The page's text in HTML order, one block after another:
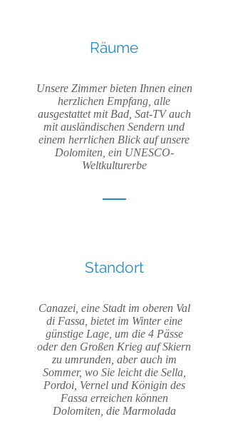
Standort
Canazei, eine Stadt im oberen Val
di Fassa, bietet im Winter eine
günstige Lage, um die 4 Pässe
oder den Großen Krieg auf Skiern
zu umrunden, aber auch im
Sommer, wo Sie leicht die Sella,
Pordoi, Vernel und Königin des
Fassa erreichen können
Dolomiten, die Marmolada
Räume
Unsere Zimmer bieten Ihnen einen
herzlichen Empfang, alle
ausgestattet mit Bad, Sat-TV auch
mit ausländischen Sendern und
einem herrlichen Blick auf unsere
Dolomiten, ein UNESCO-
Weltkulturerbe